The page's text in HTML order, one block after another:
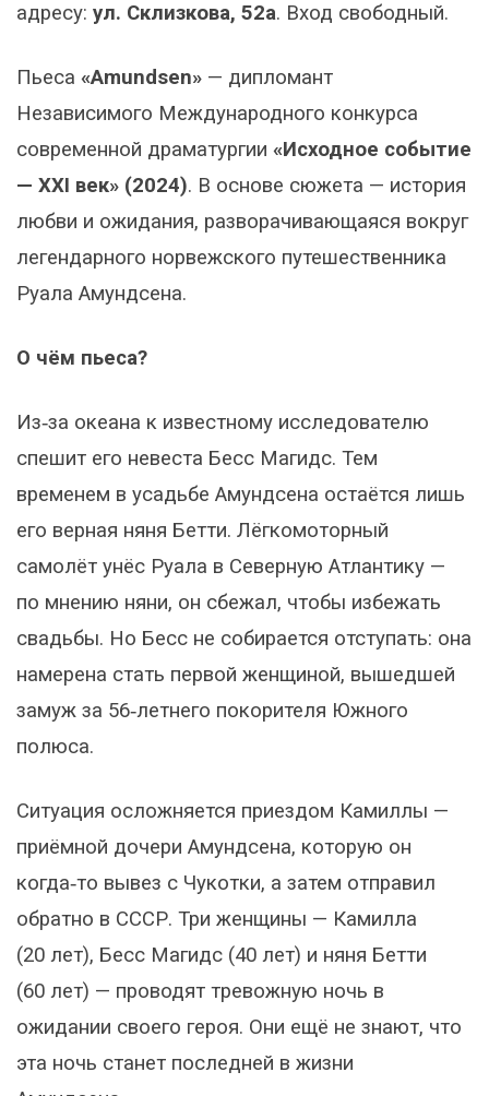
адресу: ул. Склизкова, 52а. Вход свободный.
Пьеса «Amundsen» — дипломант
Независимого Международного конкурса
современной драматургии «Исходное событие
— XXI век» (2024). В основе сюжета — история
любви и ожидания, разворачивающаяся вокруг
легендарного норвежского путешественника
Руала Амундсена.
О чём пьеса?
Из‑за океана к известному исследователю
спешит его невеста Бесс Магидс. Тем
временем в усадьбе Амундсена остаётся лишь
его верная няня Бетти. Лёгкомоторный
самолёт унёс Руала в Северную Атлантику —
по мнению няни, он сбежал, чтобы избежать
свадьбы. Но Бесс не собирается отступать: она
намерена стать первой женщиной, вышедшей
замуж за 56‑летнего покорителя Южного
полюса.
Ситуация осложняется приездом Камиллы —
приёмной дочери Амундсена, которую он
когда‑то вывез с Чукотки, а затем отправил
обратно в СССР. Три женщины — Камилла
(20 лет), Бесс Магидс (40 лет) и няня Бетти
(60 лет) — проводят тревожную ночь в
ожидании своего героя. Они ещё не знают, что
эта ночь станет последней в жизни